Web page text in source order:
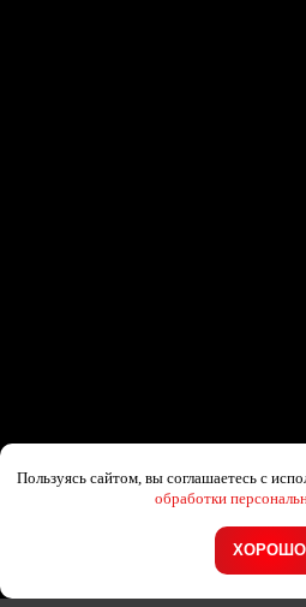
Пользуясь сайтом, вы соглашаетесь с
обработки
ХОРОШО